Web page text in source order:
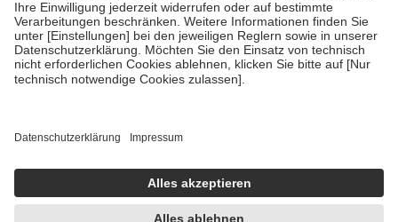
• Untersuchungen zur Vorsorge und Früherkennung, die von der
GKV getragen werden
• empfohlenen Schutzimpfungen
• Harn- und Blutteststreifen
getroffen, um sicherzustellen, dass es sich um echte Bewertungen
https://help.etrusted.com/hc/de/articles/4419944605341
Einige Bilder und Inhalte wurden unter Zuhilfenahme künstlicher